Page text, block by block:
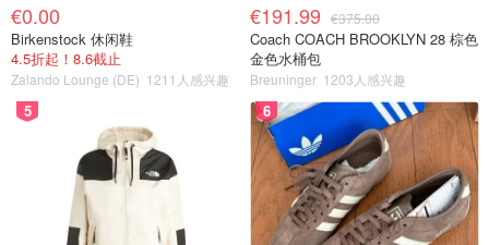
€0.00
Birkenstock 休闲鞋
4.5折起！8.6截止
Zalando Lounge (DE) 1211人感兴趣
€191.99 €375.00
Coach COACH BROOKLYN 28 棕色
金色水桶包
Breuninger 1203人感兴趣
5 6